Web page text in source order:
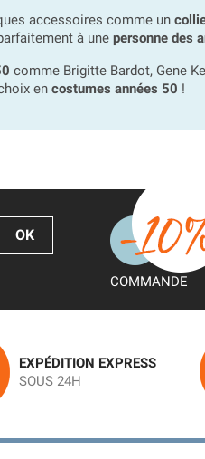
accessoires comme un
à une personne des
comme Brigitte Bardot, Gene
en costumes années 50 !
COMMANDE
EXPÉDITION EXPRESS
SOUS 24H